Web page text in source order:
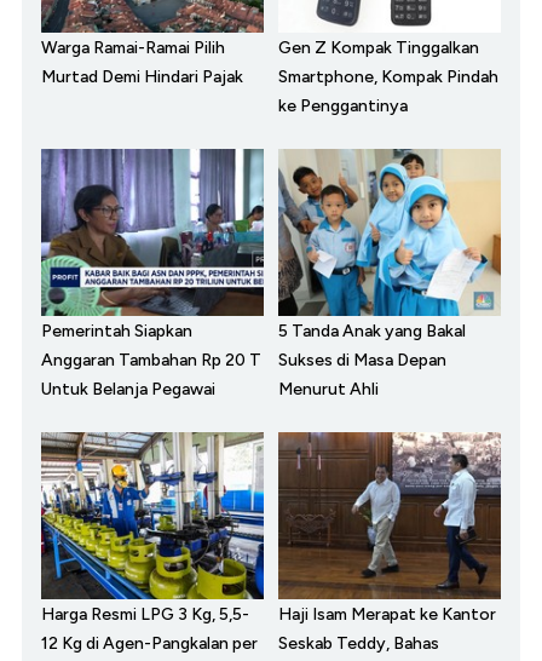
Warga Ramai-Ramai Pilih
Murtad Demi Hindari Pajak
Gen Z Kompak Tinggalkan
Smartphone, Kompak Pindah
ke Penggantinya
Pemerintah Siapkan
Anggaran Tambahan Rp 20 T
Untuk Belanja Pegawai
5 Tanda Anak yang Bakal
Sukses di Masa Depan
Menurut Ahli
Harga Resmi LPG 3 Kg, 5,5-
12 Kg di Agen-Pangkalan per
Haji Isam Merapat ke Kantor
Seskab Teddy, Bahas